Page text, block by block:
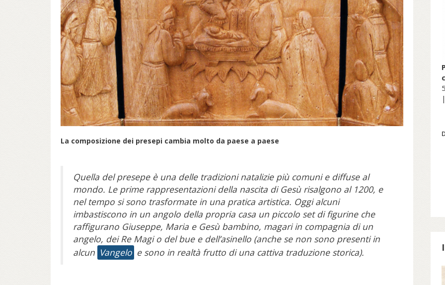
La composizione dei presepi cambia molto da paese a paese
Quella del presepe è una delle tradizioni natalizie più comuni e diffuse al
mondo. Le prime rappresentazioni della nascita di Gesù risalgono al 1200, e
nel tempo si sono trasformate in una pratica artistica. Oggi alcuni
imbastiscono in un angolo della propria casa un piccolo set di figurine che
raffigurano Giuseppe, Maria e Gesù bambino, magari in compagnia di un
angelo, dei Re Magi o del bue e dell’asinello (anche se non sono presenti in
alcun Vangelo e sono in realtà frutto di una cattiva traduzione storica).